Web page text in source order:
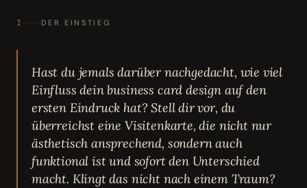
I DER EINSTIEG
Hast du jemals darüber nachgedacht, wie viel
Einfluss dein business card design auf den
ersten Eindruck hat? Stell dir vor, du
überreichst eine Visitenkarte, die nicht nur
ästhetisch ansprechend, sondern auch
funktional ist und sofort den Unterschied
macht. Klingt das nicht nach einem Traum?